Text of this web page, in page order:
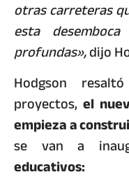
otras carreteras
esta
profundas»,dijo
Hodgson
proyectos,el
empieza a
se van a
educativos: